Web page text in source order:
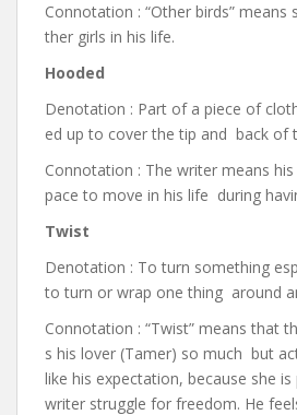
Connotation : “Other birds”
ther girls in his life.
Hooded
Denotation : Part of a piece of
ed up to cover the tip and back of
Connotation : The writer means
pace to move in his life during
Twist
Denotation : To turn something
to turn or wrap one thing around
Connotation : “Twist” means that
s his lover (Tamer) so much but
like his expectation, because she
writer struggle for freedom. He